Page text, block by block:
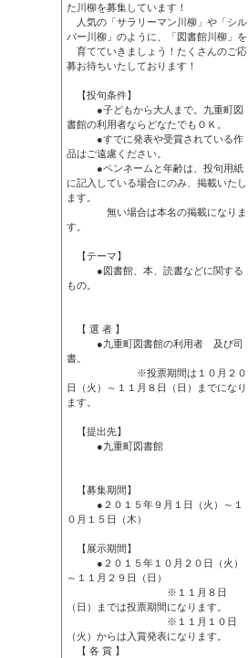
た川柳を募集しています！
人気の「サラリーマン川柳」や「シル
バー川柳」のように、「図書館川柳」を
育てていきましょう！たくさんのご応
募お待ちいたしております！
【投句条件】
●子どもから大人まで。九重町図
書館の利用者ならどなたでもＯＫ。
●すでに発表や受賞されている作
品はご遠慮ください。
●ペンネームと年齢は、投句用紙
に記入している場合にのみ、掲載いたし
ます。
無い場合は本名の掲載になりま
す。
【テーマ】
●図書館、本、読書などに関する
もの。
【 選 者 】
●九重町図書館の利用者 及び司
書。
※投票期間は１０月２０
日（火）～１１月８日（日）までになり
ます。
【提出先】
●九重町図書館
【募集期間】
●２０１５年９月１日（火）～１
０月１５日（木）
【展示期間】
●２０１５年１０月２０日（火）
～１１月２９日（日）
※１１月８日
（日）までは投票期間になります。
※１１月１０日
（火）からは入賞発表になります。
【 各 賞 】